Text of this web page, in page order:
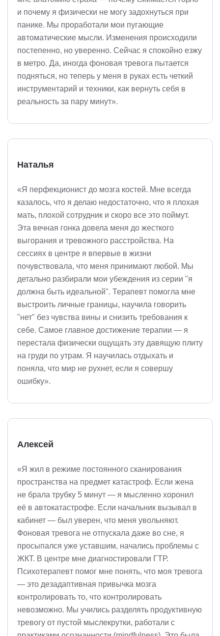
и почему я физически не могу задохнуться при
панике. Мы проработали мои пугающие
автоматические мысли. Изменения происходили
постепенно, но уверенно. Сейчас я спокойно езжу
в метро. Да, иногда фоновая тревога пытается
подняться, но теперь у меня в руках есть четкий
инструментарий и техники, как вернуть себя в
реальность за пару минут».
Наталья
«Я перфекционист до мозга костей. Мне всегда
казалось, что я делаю недостаточно, что я плохая
мать, плохой сотрудник и скоро все это поймут.
Эта вечная гонка довела меня до жесткого
выгорания и тревожного расстройства. На
сессиях в центре я впервые в жизни
почувствовала, что меня принимают любой. Мы
детально разбирали мои убеждения из серии "я
должна быть идеальной". Терапевт помогла мне
выстроить личные границы, научила говорить
"нет" без чувства вины и снизить требования к
себе. Самое главное достижение терапии — я
перестала физически ощущать эту давящую плиту
на груди по утрам. Я научилась отдыхать и
поняла, что мир не рухнет, если я совершу
ошибку».
Алексей
«Я жил в режиме постоянного сканирования
пространства на предмет катастроф. Если жена
не брала трубку 5 минут — я мысленно хоронил
её в автокатастрофе. Если начальник вызывал в
кабинет — был уверен, что меня увольняют.
Фоновая тревога не отпускала даже во сне, я
просыпался уже уставшим, начались проблемы с
ЖКТ. В центре мне диагностировали ГТР.
Психотерапевт помог мне понять, что моя тревога
— это дезадаптивная привычка мозга
контролировать то, что контролировать
невозможно. Мы учились разделять продуктивную
тревогу от пустой мыслекрутки, работали с